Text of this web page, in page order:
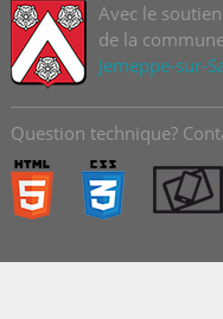
Avec le soutien
de la
Jemeppe-sur-
Question technique?